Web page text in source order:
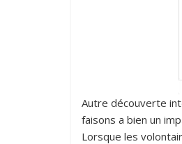
Autre découverte
faisons a bien un
Lorsque les